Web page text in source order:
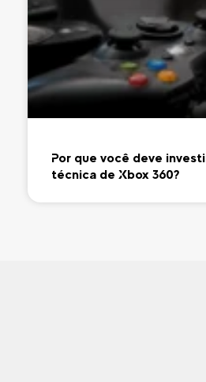
Por que você deve
técnica de Xbox 360?